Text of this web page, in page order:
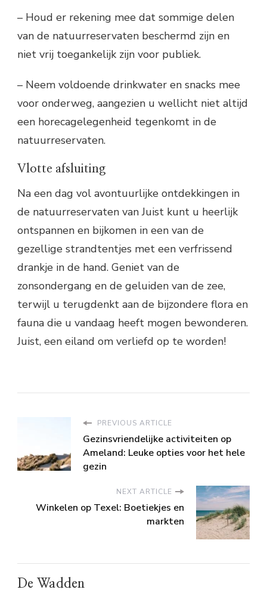
– Houd er rekening mee dat sommige delen
van de natuurreservaten beschermd zijn en
niet vrij toegankelijk zijn voor publiek.
– Neem voldoende drinkwater en snacks mee
voor onderweg, aangezien u wellicht niet altijd
een horecagelegenheid tegenkomt in de
natuurreservaten.
Vlotte afsluiting
Na een dag vol avontuurlijke ontdekkingen in
de natuurreservaten van Juist kunt u heerlijk
ontspannen en bijkomen in een van de
gezellige strandtentjes met een verfrissend
drankje in de hand. Geniet van de
zonsondergang en de geluiden van de zee,
terwijl u terugdenkt aan de bijzondere flora en
fauna die u vandaag heeft mogen bewonderen.
Juist, een eiland om verliefd op te worden!
PREVIOUS ARTICLE
Gezinsvriendelijke activiteiten op
Ameland: Leuke opties voor het hele
gezin
NEXT ARTICLE
Winkelen op Texel: Boetiekjes en
markten
De Wadden